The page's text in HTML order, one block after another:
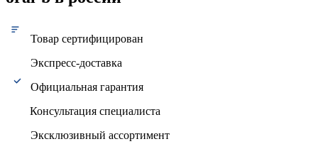
Товар сертифицирован
Экспресс-доставка
Официальная гарантия
Консультация специалиста
Эксклюзивный ассортимент